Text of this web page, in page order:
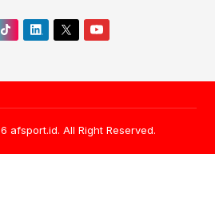
afsport.id. All Right Reserved.